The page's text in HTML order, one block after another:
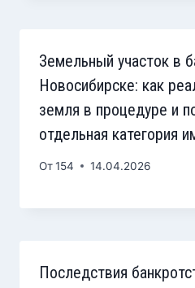
Земельный участок в
Новосибирске: как
земля в процедуре и
отдельная категория
От154 14.04.2026
Последствия